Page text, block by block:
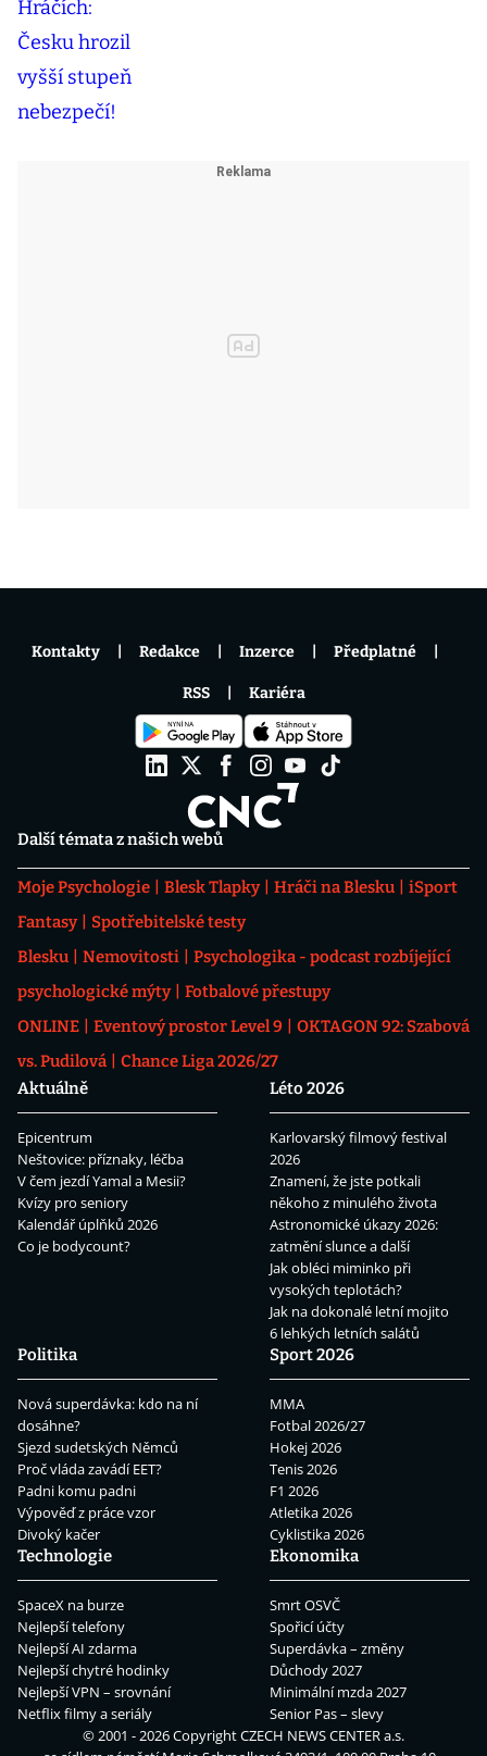
Další témata z našich webů
Moje Psychologie Blesk Tlapky Hráči na Blesku
iSport
Fantasy
Spotřebitelské testy
Blesku
Nemovitosti
Psychologika - podcast rozbíjející
psychologické mýty
Fotbalové přestupy
ONLINE
Eventový prostor Level 9
OKTAGON 92: Szabová
vs. Pudilová
Chance Liga 2026/27
Aktuálně
Epicentrum
Neštovice: příznaky, léčba
V čem jezdí Yamal a Mesii?
Kvízy pro seniory
Kalendář úplňků 2026
Co je bodycount?
Léto 2026
Karlovarský filmový festival
2026
Znamení, že jste potkali
někoho z minulého života
Astronomické úkazy 2026:
zatmění slunce a další
Jak obléci miminko při
vysokých teplotách?
Jak na dokonalé letní mojito
6 lehkých letních salátů
Politika
Nová superdávka: kdo na ní
dosáhne?
Sjezd sudetských Němců
Proč vláda zavádí EET?
Padni komu padni
Výpověď z práce vzor
Divoký kačer
Sport 2026
MMA
Fotbal 2026/27
Hokej 2026
Tenis 2026
F1 2026
Atletika 2026
Cyklistika 2026
Technologie
SpaceX na burze
Nejlepší telefony
Nejlepší AI zdarma
Nejlepší chytré hodinky
Nejlepší VPN – srovnání
Netflix filmy a seriály
Ekonomika
Smrt OSVČ
Spořicí účty
Superdávka – změny
Důchody 2027
Minimální mzda 2027
Senior Pas – slevy
Kontakty Redakce Inzerce Předplatné
RSS Kariéra
© 2001 - 2026 CopyrightCZECH NEWS CENTER a.s.